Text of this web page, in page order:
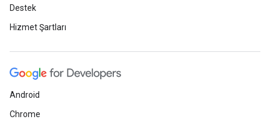
Destek
Hizmet Şartları
Android
Chrome